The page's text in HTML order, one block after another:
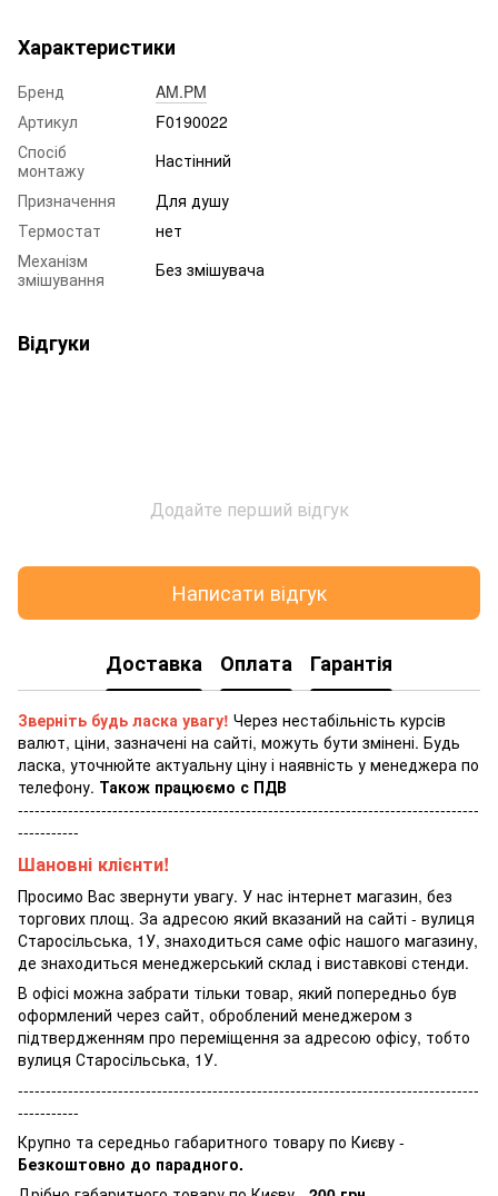
Характеристики
Бренд
AM.PM
Артикул
F0190022
Спосіб
монтажу
Настінний
Призначення
Для душу
Термостат
нет
Механізм
змішування
Без змішувача
Відгуки
Додайте перший відгук
Написати відгук
Доставка Оплата Гарантія
Зверніть будь ласка увагу! Через нестабільність курсів
валют, ціни, зазначені на сайті, можуть бути змінені. Будь
ласка, уточнюйте актуальну ціну і наявність у менеджера по
телефону. Також працюємо с ПДВ
-----------------------------------------------------------------------------------
-----------
Шановні клієнти!
Просимо Вас звернути увагу. У нас інтернет магазин, без
торгових площ. За адресою який вказаний на сайті - вулиця
Старосільська, 1У, знаходиться саме офіс нашого магазину,
де знаходиться менеджерський склад і виставкові стенди.
В офісі можна забрати тільки товар, який попередньо був
оформлений через сайт, оброблений менеджером з
підтвердженням про переміщення за адресою офісу, тобто
вулиця Старосільська, 1У.
-----------------------------------------------------------------------------------
-----------
Крупно та середньо габаритного товару по Києву -
Безкоштовно до парадного.